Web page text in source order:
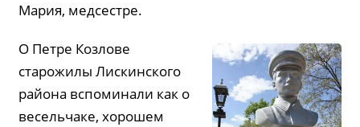
Мария, медсестре.
О Петре Козлове
старожилы Лискинского
района вспоминали как о
весельчаке, хорошем